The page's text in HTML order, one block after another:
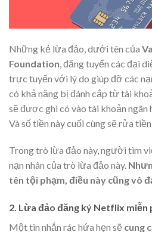
Những kẻ lừa đảo, dưới tên của
Foundation , đăng tuyển các đại
trực tuyến với lý do giúp đỡ các
có khả năng bị đánh cắp từ tài
sẽ được ghi có vào tài khoản ngân
Và số tiền này cuối cùng sẽ rửa
Trong trò lừa đảo này, người tìm
nạn nhân của trò lừa đảo này.
tên tội phạm, điều này cũng vô
2. Lừa đảo đăng ký Netflix miễn
Một tin nhắn rác hứa hẹn sẽ cung